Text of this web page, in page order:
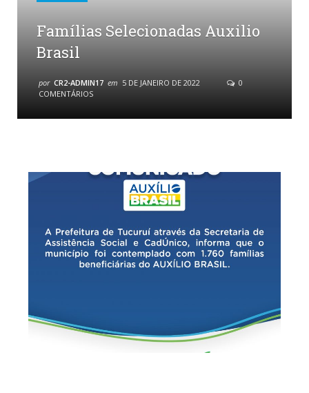
Famílias Selecionadas Auxilio
Brasil
por CR2-ADMIN17 em 5 DE JANEIRO DE 2022
0
COMENTÁRIOS